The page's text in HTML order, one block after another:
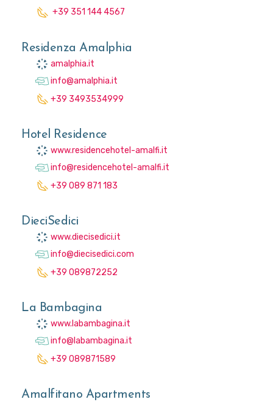
+39 351 144 4567
Residenza Amalphia
amalphia.it
info@amalphia.it
+39 3493534999
Hotel Residence
www.residencehotel-amalfi.it
info@residencehotel-amalfi.it
+39 089 871 183
DieciSedici
www.diecisedici.it
info@diecisedici.com
+39 089872252
La Bambagina
www.labambagina.it
info@labambagina.it
+39 089871589
Amalfitano Apartments